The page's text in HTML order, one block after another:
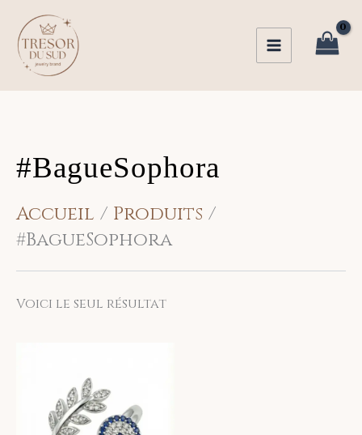
contenu
#BagueSophora
Accueil
Produits
#BagueSophora
Voici le seul résultat